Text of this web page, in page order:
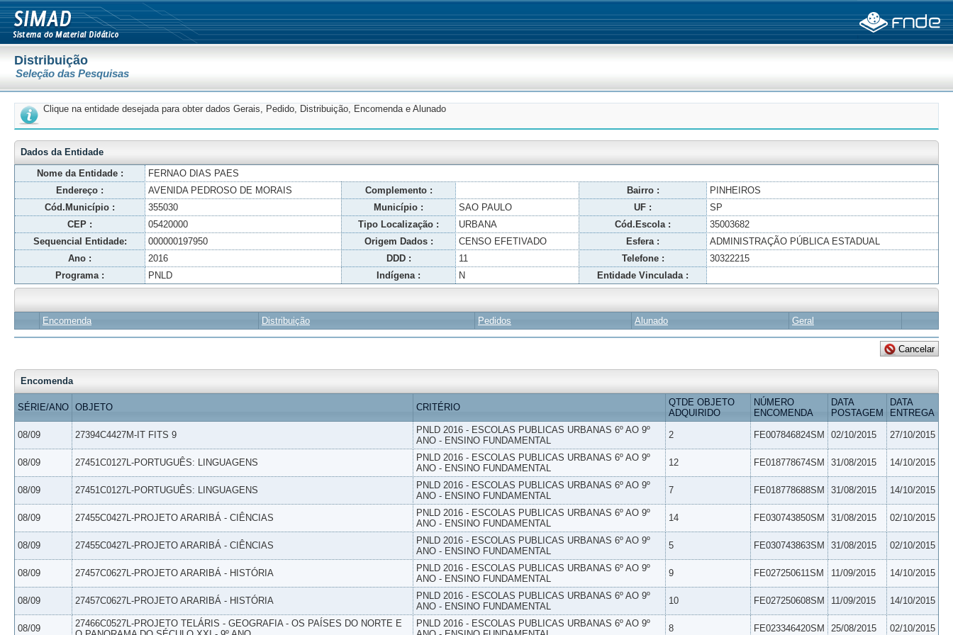
Distribuição
Seleção das Pesquisas
Clique na entidade desejada para obter dados Gerais, Pedido, Distribuição, Encomenda e Alunado
Dados da Entidade
Nome da Entidade :
FERNAO DIAS PAES
Endereço :
AVENIDA PEDROSO DE MORAIS Complemento : Bairro :
PINHEIROS
Cód.Município :
355030 Município : SAO PAULO UF :
SP
CEP :
05420000 Tipo Localização : URBANA Cód.Escola :
35003682
Sequencial Entidade:
000000197950 Origem Dados : CENSO EFETIVADO Esfera :
ADMINISTRAÇÃO PÚBLICA ESTADUAL
Ano :
2016 DDD : 11 Telefone :
30322215
Programa :
PNLD Indígena : N Entidade Vinculada :
Encomenda Distribuição Pedidos Alunado Geral
Encomenda
SÉRIE/ANO OBJETO CRITÉRIO
QTDE OBJETO
ADQUIRIDO
NÚMERO
ENCOMENDA
DATA
POSTAGEM
DATA
ENTREGA
08/09 27394C4427M-IT FITS 9
PNLD 2016 - ESCOLAS PUBLICAS URBANAS 6º AO 9º
ANO - ENSINO FUNDAMENTAL
2 FE007846824SM 02/10/2015 27/10/2015
08/09 27451C0127L-PORTUGUÊS: LINGUAGENS
PNLD 2016 - ESCOLAS PUBLICAS URBANAS 6º AO 9º
ANO - ENSINO FUNDAMENTAL
12 FE018778674SM 31/08/2015 14/10/2015
08/09 27451C0127L-PORTUGUÊS: LINGUAGENS
PNLD 2016 - ESCOLAS PUBLICAS URBANAS 6º AO 9º
ANO - ENSINO FUNDAMENTAL
7 FE018778688SM 31/08/2015 14/10/2015
08/09 27455C0427L-PROJETO ARARIBÁ - CIÊNCIAS
PNLD 2016 - ESCOLAS PUBLICAS URBANAS 6º AO 9º
ANO - ENSINO FUNDAMENTAL
14 FE030743850SM 31/08/2015 02/10/2015
08/09 27455C0427L-PROJETO ARARIBÁ - CIÊNCIAS
PNLD 2016 - ESCOLAS PUBLICAS URBANAS 6º AO 9º
ANO - ENSINO FUNDAMENTAL
5 FE030743863SM 31/08/2015 02/10/2015
08/09 27457C0627L-PROJETO ARARIBÁ - HISTÓRIA
PNLD 2016 - ESCOLAS PUBLICAS URBANAS 6º AO 9º
ANO - ENSINO FUNDAMENTAL
9 FE027250611SM 11/09/2015 14/10/2015
08/09 27457C0627L-PROJETO ARARIBÁ - HISTÓRIA
PNLD 2016 - ESCOLAS PUBLICAS URBANAS 6º AO 9º
ANO - ENSINO FUNDAMENTAL
10 FE027250608SM 11/09/2015 14/10/2015
08/09
27466C0527L-PROJETO TELÁRIS - GEOGRAFIA - OS PAÍSES DO NORTE E
PNLD 2016 - ESCOLAS PUBLICAS URBANAS 6º AO 9º
8 FE023346420SM 25/08/2015 02/10/2015